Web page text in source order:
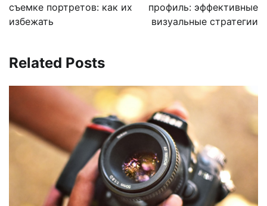
записям
съемке портретов: как их
избежать
профиль: эффективные
визуальные стратегии
Related Posts